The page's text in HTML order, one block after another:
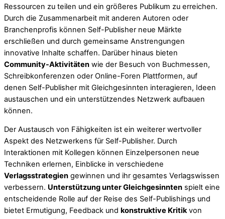
Ressourcen zu teilen und ein größeres Publikum zu erreichen.
Durch die Zusammenarbeit mit anderen Autoren oder
Branchenprofis können Self-Publisher neue Märkte
erschließen und durch gemeinsame Anstrengungen
innovative Inhalte schaffen. Darüber hinaus bieten
Community-Aktivitäten wie der Besuch von Buchmessen,
Schreibkonferenzen oder Online-Foren Plattformen, auf
denen Self-Publisher mit Gleichgesinnten interagieren, Ideen
austauschen und ein unterstützendes Netzwerk aufbauen
können.
Der Austausch von Fähigkeiten ist ein weiterer wertvoller
Aspekt des Netzwerkens für Self-Publisher. Durch
Interaktionen mit Kollegen können Einzelpersonen neue
Techniken erlernen, Einblicke in verschiedene
Verlagsstrategien gewinnen und ihr gesamtes Verlagswissen
verbessern. Unterstützung unter Gleichgesinnten spielt eine
entscheidende Rolle auf der Reise des Self-Publishings und
bietet Ermutigung, Feedback und konstruktive Kritikvon